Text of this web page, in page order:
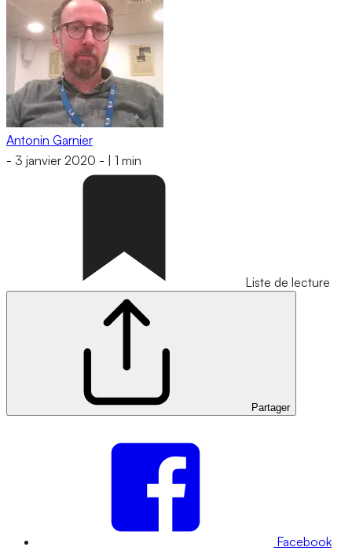
Antonin Garnier
- 3 janvier 2020 - 1 min
Liste de lecture
Partager
Facebook